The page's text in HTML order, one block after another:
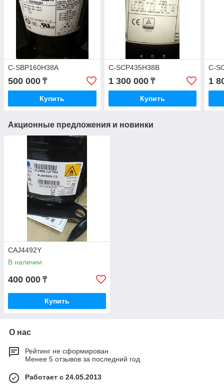
C-SBP160H38A
500 000 ₸
Купить
C-SCP435H38B
1 300 000₸
Купить
C-
1
Акционные предложения и новинки
CAJ4492Y
В наличии
400 000 ₸
Купить
О нас
Рейтинг не сформирован
Менее 5 отзывов за последний год
Работает с 24.05.2013